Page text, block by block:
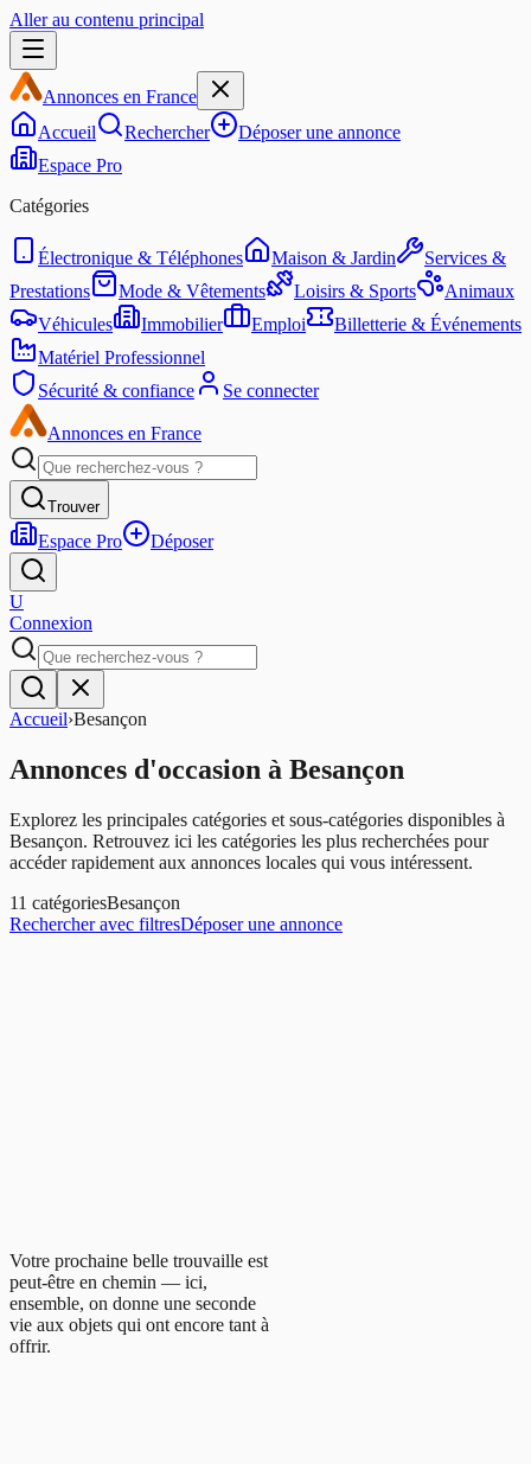
Aller au contenu principal
Annonces en France
Accueil
Rechercher
Déposer une annonce
Espace Pro
Catégories
Électronique & Téléphones Maison & Jardin
Services &
Prestations
Mode & Vêtements Loisirs & Sports
Animaux
Véhicules
Immobilier Emploi
Billetterie & Événements
Matériel Professionnel
Sécurité & confiance
Se connecter
Annonces en France
Trouver
Espace Pro Déposer
U
Connexion
Accueil›Besançon
Annonces d'occasion à Besançon
Explorez les principales catégories et sous-catégories disponibles à
Besançon. Retrouvez ici les catégories les plus recherchées pour
accéder rapidement aux annonces locales qui vous intéressent.
11 catégoriesBesançon
Rechercher avec filtresDéposer une annonce
Votre prochaine belle trouvaille est
peut-être en chemin — ici,
ensemble, on donne une seconde
vie aux objets qui ont encore tant à
offrir.